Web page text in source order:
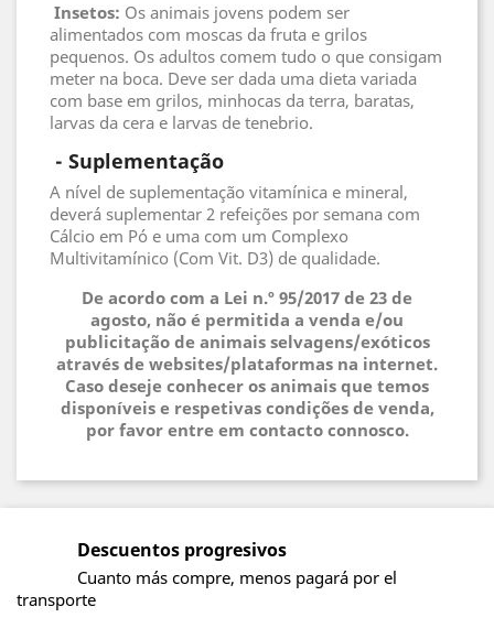
Insetos: Os animais jovens podem ser
alimentados com moscas da fruta e grilos
pequenos. Os adultos comem tudo o que consigam
meter na boca. Deve ser dada uma dieta variada
com base em grilos, minhocas da terra, baratas,
larvas da cera e larvas de tenebrio.
- Suplementação
A nível de suplementação vitamínica e mineral,
deverá suplementar 2 refeições por semana com
Cálcio em Pó e uma com um Complexo
Multivitamínico (Com Vit. D3) de qualidade.
De acordo com a Lei n.º 95/2017 de 23 de
agosto, não é permitida a venda e/ou
publicitação de animais selvagens/exóticos
através de websites/plataformas na internet.
Caso deseje conhecer os animais que temos
disponíveis e respetivas condições de venda,
por favor entre em contacto connosco.
Descuentos progresivos
Cuanto más compre, menos pagará por el
transporte